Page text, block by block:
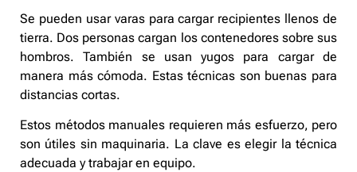
Se pueden usar varas para cargar recipientes llenos de
tierra. Dos personas cargan los contenedores sobre sus
hombros. También se usan yugos para cargar de
manera más cómoda. Estas técnicas son buenas para
distancias cortas.
Estos métodos manuales requieren más esfuerzo, pero
son útiles sin maquinaria. La clave es elegir la técnica
adecuada y trabajar en equipo.